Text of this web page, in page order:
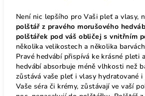
Není nic lepšího pro Vaši pleť a vlasy,
polštář z pravého morušového
polštářek pod váš obličej s vnitřním
několika velikostech a několika
Pravé hedvábí přispívá ke krásné pleti
hedvábí absorbuje méně vlhkosti než
zůstává vaše pleť i vlasy hydratované i
Vaše séra či krémy, zůstávají ve vaší